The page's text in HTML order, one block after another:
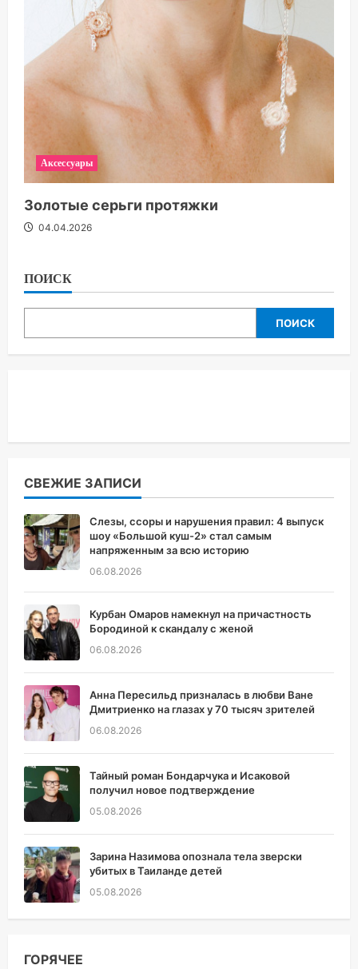
Аксессуары
Золотые серьги протяжки
04.04.2026
ПОИСК
ПОИСК
СВЕЖИЕ ЗАПИСИ
Слезы, ссоры и нарушения правил: 4 выпуск
шоу «Большой куш-2» стал самым
напряженным за всю историю
06.08.2026
Курбан Омаров намекнул на причастность
Бородиной к скандалу с женой
06.08.2026
Анна Пересильд призналась в любви Ване
Дмитриенко на глазах у 70 тысяч зрителей
06.08.2026
Тайный роман Бондарчука и Исаковой
получил новое подтверждение
05.08.2026
Зарина Назимова опознала тела зверски
убитых в Таиланде детей
05.08.2026
ГОРЯЧЕЕ